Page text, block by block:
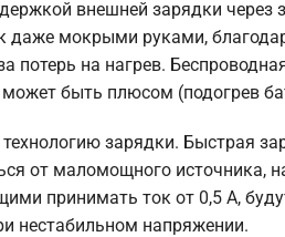
внешней зарядки
даже мокрыми руками,
потерь на нагрев.
быть плюсом (подогрев
зарядки. Быстрая
от маломощного источника,
принимать ток от 0,5 А,
нестабильном напряжении.